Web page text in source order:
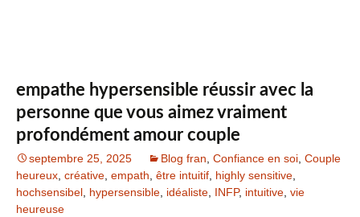
empathe hypersensible réussir avec la
personne que vous aimez vraiment
profondément amour couple
septembre 25, 2025 Blog fran Confiance en soi Couple
heureux créative empath être intuitif highly sensitive
hochsensibel hypersensible idéaliste INFP, intuitive vie
heureuse